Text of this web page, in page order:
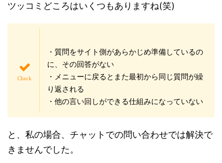
ツッコミどころはいくつもありますね(笑)
・質問をサイト側があらかじめ準備しているの
に、その回答がない
・メニューに戻るとまた最初から同じ質問が繰
り返される
・他の言い回しができる仕組みになっていない
と、私の場合、チャットでの問い合わせでは解決で
きませんでした。